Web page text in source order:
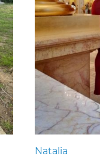
Natalia